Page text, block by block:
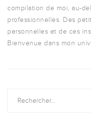
compilation de moi, au-
professionnelles. Des
personnelles et de ces
Bienvenue dans mon